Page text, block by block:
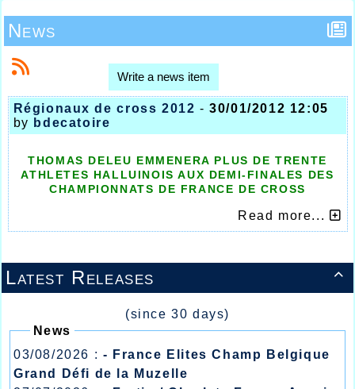

Latest Releases
(since 30 days)
News
03/08/2026 : - France Elites Champ Belgique
Grand Défi de la Muzelle
News
Write a news item
Régionaux de cross 2012 -30/01/2012 12:05
by bdecatoire
THOMAS DELEU EMMENERA PLUS DE TRENTE
ATHLETES HALLUINOIS AUX DEMI-FINALES DES
CHAMPIONNATS DE FRANCE DE CROSS
Read more...